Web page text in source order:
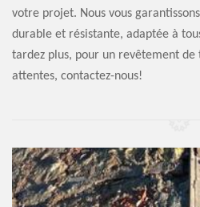
votre projet. Nous vous
durable et résistante, adaptée à
tardez plus, pour un revêtement
attentes, contactez-nous!